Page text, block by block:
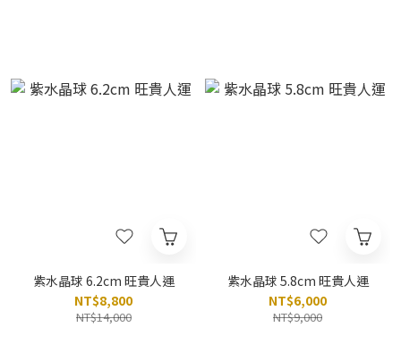
紫水晶球 6.2cm 旺貴人運
NT$8,800
NT$14,000
紫水晶球 5.8cm 旺貴人運
NT$6,000
NT$9,000